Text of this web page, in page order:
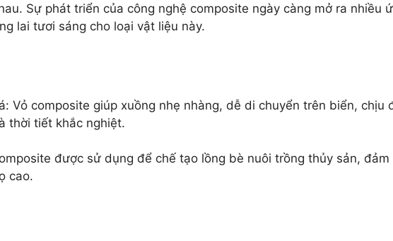
Sự phát triển của công nghệ composite ngày càng mở ra nhiều
lai tươi sáng cho loại vật liệu này.
Vỏ composite giúp xuồng nhẹ nhàng, dễ di chuyển trên biển, chịu
thời tiết khắc nghiệt.
được sử dụng để chế tạo lồng bè nuôi trồng thủy sản,
cao.